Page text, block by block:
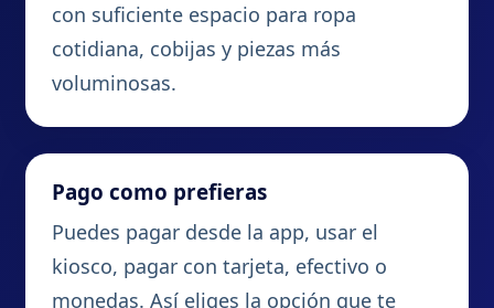
con suficiente espacio para ropa
cotidiana, cobijas y piezas más
voluminosas.
Pago como prefieras
Puedes pagar desde la app, usar el
kiosco, pagar con tarjeta, efectivo o
monedas. Así eliges la opción que te